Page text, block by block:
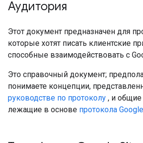
Аудитория
Этот документ предназначен для
которые хотят писать клиентские
способные взаимодействовать с
Это справочный документ;
понимаете концепции,
руководстве по протоколу , и
лежащие в основе протокола